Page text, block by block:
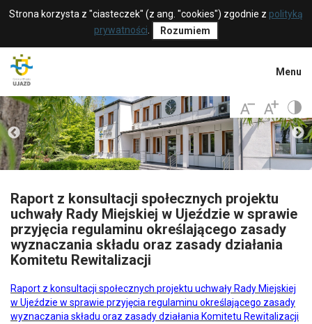
Strona korzysta z "ciasteczek" (z ang. "cookies") zgodnie z polityką
prywatności
Rozumiem
Menu
Raport z konsultacji społecznych projektu
uchwały Rady Miejskiej w Ujeździe w sprawie
przyjęcia regulaminu określającego zasady
wyznaczania składu oraz zasady działania
Komitetu Rewitalizacji
Raport z konsultacji społecznych projektu uchwały Rady Miejskiej
w Ujeździe w sprawie przyjęcia regulaminu określającego zasady
wyznaczania składu oraz zasady działania Komitetu Rewitalizacji